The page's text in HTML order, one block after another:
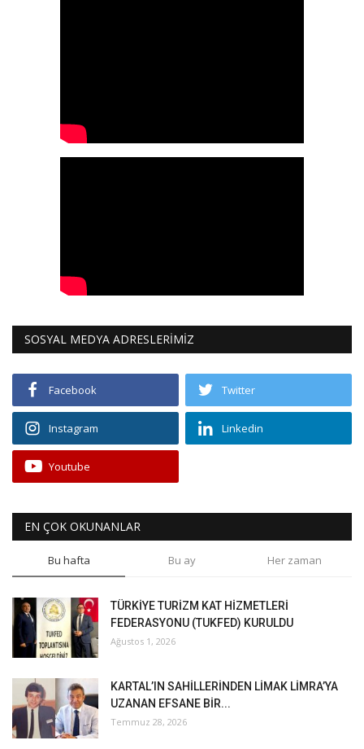
SOSYAL MEDYA ADRESLERİMİZ
Facebook Twitter
Instagram Linkedin
Youtube
EN ÇOK OKUNANLAR
Bu hafta Bu ay Her zaman
TÜRKİYE TURİZM KAT HİZMETLERİ
FEDERASYONU (TUKFED) KURULDU
Ağustos 1, 2026
KARTAL’IN SAHİLLERİNDEN LİMAK LİMRA’YA
UZANAN EFSANE BİR...
Temmuz 28, 2026